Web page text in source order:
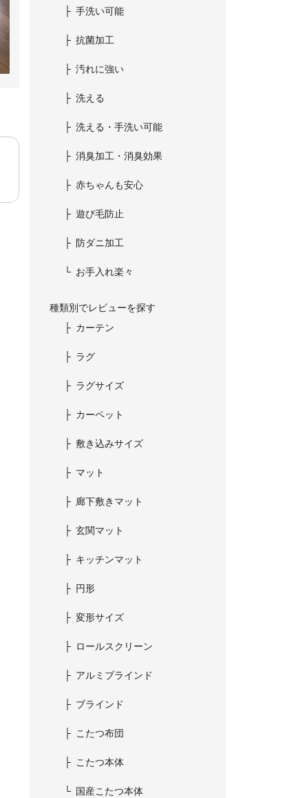
手洗い可能
抗菌加工
汚れに強い
洗える
洗える・手洗い可能
消臭加工・消臭効果
赤ちゃんも安心
遊び毛防止
防ダニ加工
お手入れ楽々
種類別でレビューを探す
カーテン
ラグ
ラグサイズ
カーペット
敷き込みサイズ
マット
廊下敷きマット
玄関マット
キッチンマット
円形
変形サイズ
ロールスクリーン
アルミブラインド
ブラインド
こたつ布団
こたつ本体
国産こたつ本体